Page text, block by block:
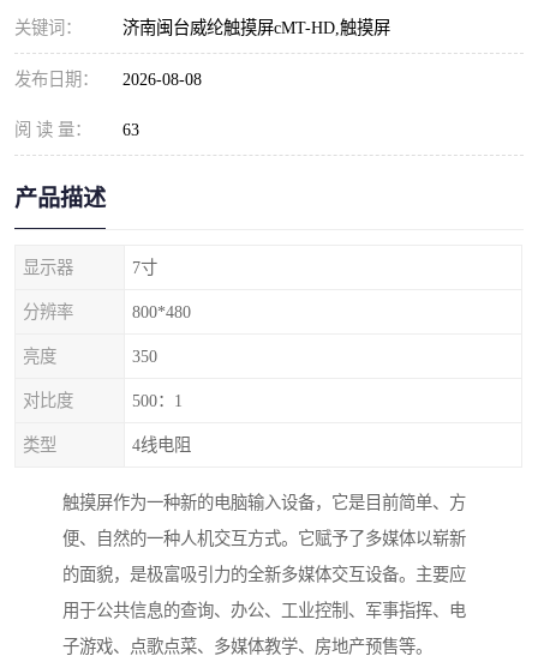
关键词： 济南闽台威纶触摸屏cMT-HD,触摸屏
发布日期： 2026-08-08
阅 读 量： 63
产品描述
显示器 7寸
分辨率 800*480
亮度 350
对比度 500：1
类型 4线电阻
触摸屏作为一种新的电脑输入设备，它是目前简单、方
便、自然的一种人机交互方式。它赋予了多媒体以崭新
的面貌，是极富吸引力的全新多媒体交互设备。主要应
用于公共信息的查询、办公、工业控制、军事指挥、电
子游戏、点歌点菜、多媒体教学、房地产预售等。